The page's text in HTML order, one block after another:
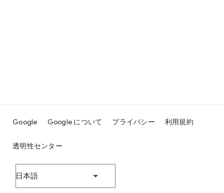
Google Google について プライバシー 利用規約
透明性センター
日本語